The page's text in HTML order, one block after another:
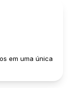
em uma única